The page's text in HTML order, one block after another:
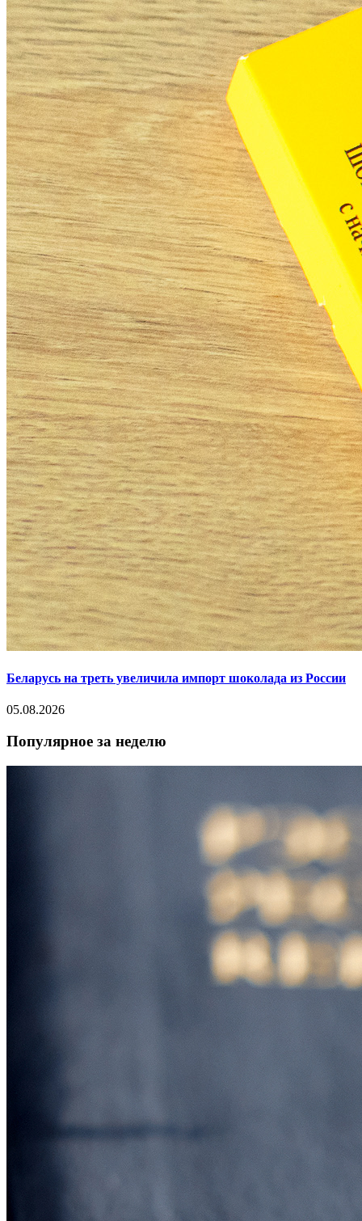
Беларусь на треть увеличила импорт шоколада из России
05.08.2026
Популярное за неделю